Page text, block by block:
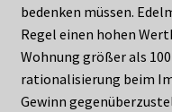
bedenken müssen.
Regel einen hohen
Wohnung größer als
rationalisierung beim
Gewinn